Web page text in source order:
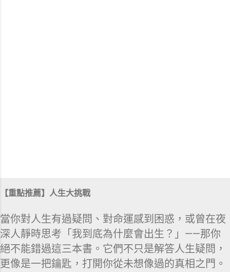
【重點推薦】人生大挑戰
當你對人生有過疑問、對命運感到困惑，或曾在夜
深人靜時思考「我到底為什麼會出生？」——那你
絕不能錯過這三本書。它們不只是解答人生疑問，
更像是一把鑰匙，打開你從未想像過的真相之門。